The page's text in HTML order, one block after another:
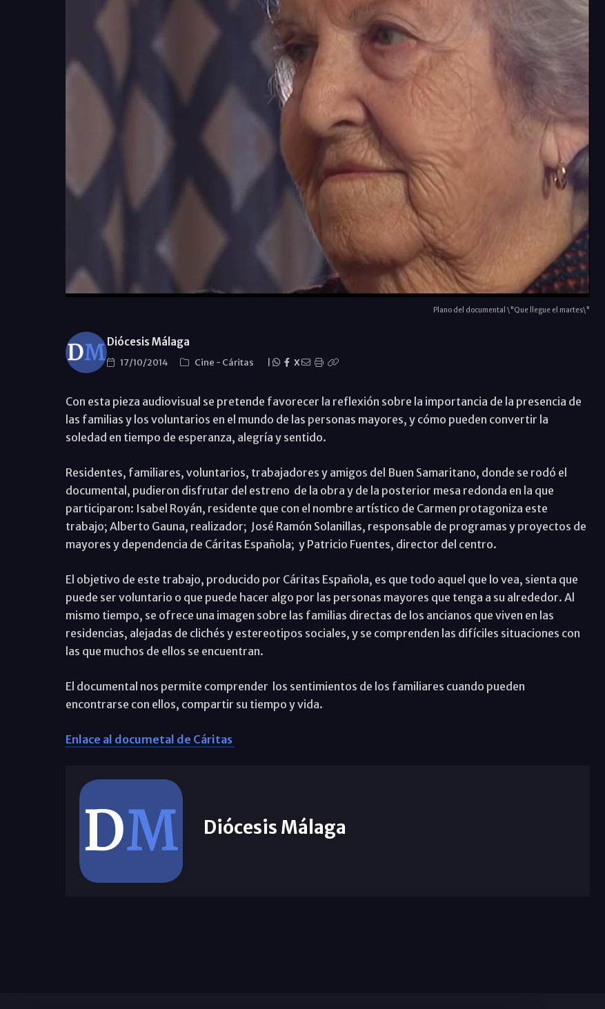
Plano del documental \"Que llegue el martes\"
Diócesis Málaga
17/10/2014 Cine - Cáritas X
Con esta pieza audiovisual se pretende favorecer la reflexión sobre la importancia de la presencia de
las familias y los voluntarios en el mundo de las personas mayores, y cómo pueden convertir la
soledad en tiempo de esperanza, alegría y sentido.
Residentes, familiares, voluntarios, trabajadores y amigos del Buen Samaritano, donde se rodó el
documental, pudieron disfrutar del estreno de la obra y de la posterior mesa redonda en la que
participaron: Isabel Royán, residente que con el nombre artístico de Carmen protagoniza este
trabajo; Alberto Gauna, realizador; José Ramón Solanillas, responsable de programas y proyectos de
mayores y dependencia de Cáritas Española; y Patricio Fuentes, director del centro.
El objetivo de este trabajo, producido por Cáritas Española, es que todo aquel que lo vea, sienta que
puede ser voluntario o que puede hacer algo por las personas mayores que tenga a su alrededor. Al
mismo tiempo, se ofrece una imagen sobre las familias directas de los ancianos que viven en las
residencias, alejadas de clichés y estereotipos sociales, y se comprenden las difíciles situaciones con
las que muchos de ellos se encuentran.
El documental nos permite comprender los sentimientos de los familiares cuando pueden
encontrarse con ellos, compartir su tiempo y vida.
Enlace al documetal de Cáritas
Diócesis Málaga